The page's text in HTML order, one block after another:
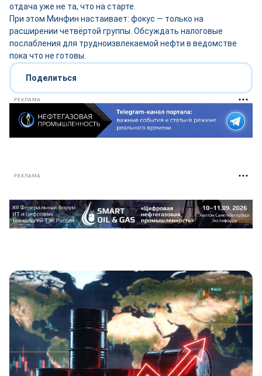
отдача уже не та, что на старте.
При этом Минфин настаивает: фокус — только на
расширении четвёртой группы. Обсуждать налоговые
послабления для трудноизвлекаемой нефти в ведомстве
пока что не готовы.
Поделиться
РЕКЛАМА
РЕКЛАМА